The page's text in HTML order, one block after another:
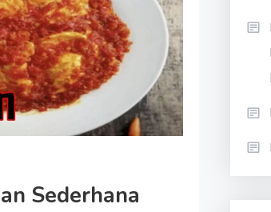
Sederhana